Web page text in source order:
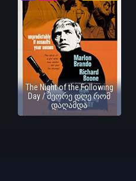
The Night of the Following
Day / მეორე დღე რომ
დაღამდა